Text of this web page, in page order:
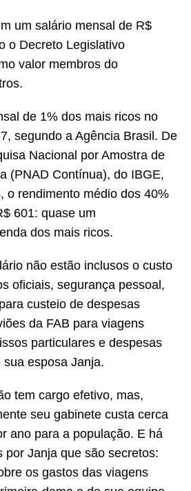
um salário mensal de R$
o Decreto Legislativo
valor membros do
de 1% dos mais ricos no
segundo a Agência Brasil. De
Nacional por Amostra de
(PNAD Contínua), do IBGE,
o rendimento médio dos 40%
601: quase um
dos mais ricos.
não estão inclusos o custo
oficiais, segurança pessoal,
custeio de despesas
da FAB para viagens
particulares e despesas
esposa Janja.
tem cargo efetivo, mas,
seu gabinete custa cerca
ano para a população. E há
por Janja que são secretos:
os gastos das viagens